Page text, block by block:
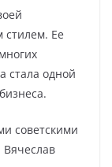
стилем. Ее
стала одной
советскими